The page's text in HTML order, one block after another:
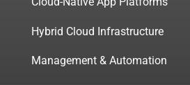
Hybrid Cloud Infrastructure
Management & Automation